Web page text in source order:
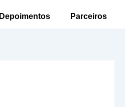
Depoimentos Parceiros